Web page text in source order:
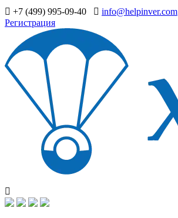
+7 (499) 995-09-40
info@helpinver.com
Регистрация